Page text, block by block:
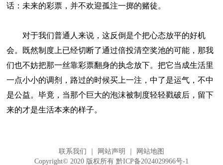
话：未来的彩票，并不欢迎孤注一掷的赌徒。
对于我们普通人来说，这反倒是个把心态放平的好机
会。既然制度上已经切断了通过倍投清空奖池的可能，那我
们也不妨把那一丝靠彩票翻身的执念放下。把它当成生活里
一点小小的调剂，路过的时候买上一注，中了是运气，不中
是公益。毕竟，当那个巨大的泡沫被制度轻轻戳破后，留下
来的才是生活本来的样子。
联系我们 网站声明
网站地图
Copyright© 2020 版权所有 黔ICP备2024029966号-1